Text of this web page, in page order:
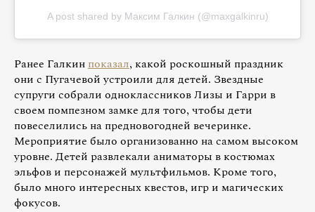
A post shared by Максим Галкин (@maxgalkinru)
Ранее Галкин показал, какой роскошный праздник
они с Пугачевой устроили для детей. Звездные
супруги собрали одноклассников Лизы и Гарри в
своем помпезном замке для того, чтобы дети
повеселились на предновогодней вечеринке.
Мероприятие было организованно на самом высоком
уровне. Детей развлекали аниматоры в костюмах
эльфов и персонажей мультфильмов. Кроме того,
было много интересных квестов, игр и магических
фокусов.